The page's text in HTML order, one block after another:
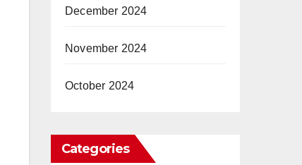
December 2024
November 2024
October 2024
Categories